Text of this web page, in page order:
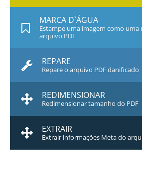
MARCA D`ÁGUA
Estampe uma imagem como uma
arquivo PDF
REPARE
Repare o arquivo PDF danificado
REDIMENSIONAR
Redimensionar tamanho do PDF
EXTRAIR
Extrair informações Meta do